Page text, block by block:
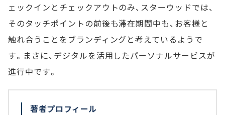
ェックインとチェックアウトのみ、スターウッドでは、
そのタッチポイントの前後も滞在期間中も、お客様と
触れ合うことをブランディングと考えているようで
す。まさに、デジタルを活用したパーソナルサービスが
進行中です。
著者プロフィール